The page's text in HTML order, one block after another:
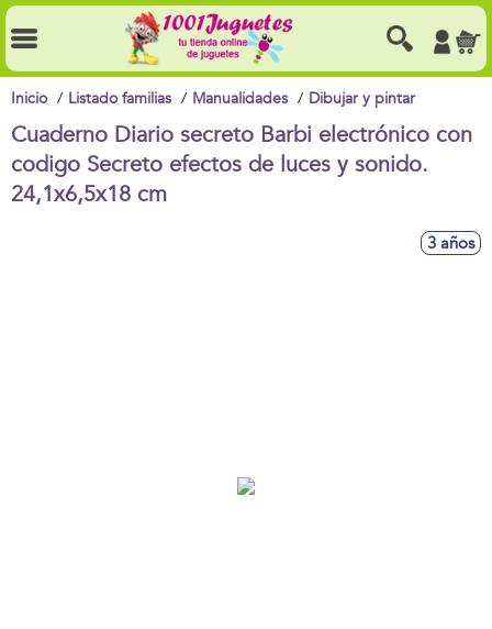
Inicio Listado familias Manualidades Dibujar y pintar
Cuaderno Diario secreto Barbi electrónico con
codigo Secreto efectos de luces y sonido.
24,1x6,5x18 cm
3 años